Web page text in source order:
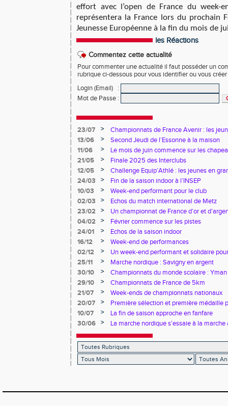
effort avec l’open de France du week-
représentera la France lors du prochain
Jeunesse Européenne à la fin du mois de
les Réactions
Commentez cette actualité
Pour commenter une actualité il faut posséder un
rubrique ci-dessous pour vous identifier ou vous
Login (Email)
:
Mot de Passe :
23/07 >
Championnats de France Avenir : les
13/06
>
Second Jeudi de l’Essonne à la maison
11/06
>
Le mois de juin commence sur les
21/05
>
Finale 2025 des Interclubs
12/05
>
Challenge Equip’Athlé : les jeunes en
24/03
>
Fin de la saison indoor à l’INSEP
10/03
>
Week-end performant pour le club
02/03
>
Echos du match international de Metz
23/02
>
Un championnat de France d’or et
04/02
>
Février commence sur les pistes
24/01
>
Echos de la saison indoor
16/12
>
Week-end de performances
02/12
>
Un week-end performant et solidaire
25/11
>
Marche nordique : Savigny en argent
30/10
>
Championnats du monde scolaire :
bronze
29/10 >
Championnats de France de 5km
21/07
>
Week-ends de championnats nationaux
20/07
>
Première sélection et première médaille
10/07
>
La fin de saison approche en fanfare
30/06
> La marche nordique s'essaie à la